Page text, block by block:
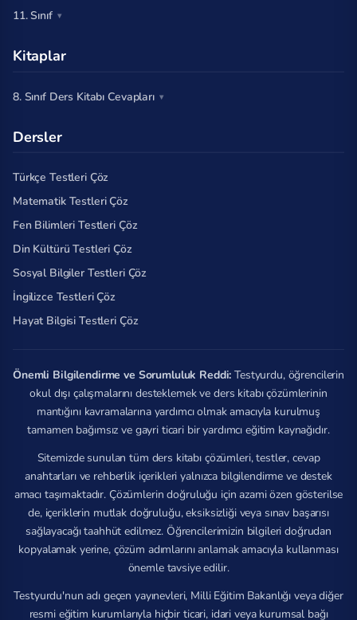
11. Sınıf
Kitaplar
8. Sınıf Ders Kitabı Cevapları
Dersler
Türkçe Testleri Çöz
Matematik Testleri Çöz
Fen Bilimleri Testleri Çöz
Din Kültürü Testleri Çöz
Sosyal Bilgiler Testleri Çöz
İngilizce Testleri Çöz
Hayat Bilgisi Testleri Çöz
Önemli Bilgilendirme ve Sorumluluk Reddi: Testyurdu, öğrencilerin
okul dışı çalışmalarını desteklemek ve ders kitabı çözümlerinin
mantığını kavramalarına yardımcı olmak amacıyla kurulmuş
tamamen bağımsız ve gayri ticari bir yardımcı eğitim kaynağıdır.
Sitemizde sunulan tüm ders kitabı çözümleri, testler, cevap
anahtarları ve rehberlik içerikleri yalnızca bilgilendirme ve destek
amacı taşımaktadır. Çözümlerin doğruluğu için azami özen gösterilse
de, içeriklerin mutlak doğruluğu, eksiksizliği veya sınav başarısı
sağlayacağı taahhüt edilmez. Öğrencilerimizin bilgileri doğrudan
kopyalamak yerine, çözüm adımlarını anlamak amacıyla kullanması
önemle tavsiye edilir.
Testyurdu'nun adı geçen yayınevleri, Milli Eğitim Bakanlığı veya diğer
resmi eğitim kurumlarıyla hiçbir ticari, idari veya kurumsal bağı